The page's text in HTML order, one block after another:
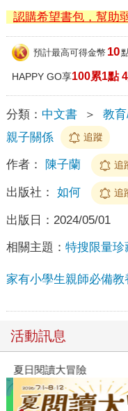
認購希望書包，幫助
預計最高可得金幣 10
HAPPY GO享100累1點
分類： 中文書 ＞ 教
親子關係
追蹤
作者： 陳子蘭 追
出版社： 如何 追
出版日： 2024/05/01
相關主題： 特搜限量珍
家有小學生親師必備教
活動訊息
夏日閱讀大冒險